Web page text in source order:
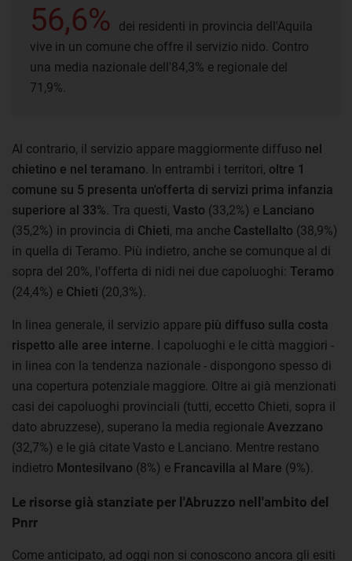
56,6%
dei residenti in provincia dell'Aquila
vive in un comune che offre il servizio nido. Contro
una media nazionale dell'84,3% e regionale del
71,9%.
Al contrario, il servizio appare maggiormente diffuso nel
chietino e nel teramano . In entrambi i territori, oltre 1
comune su 5 presenta un'offerta di servizi prima infanzia
superiore al 33% . Tra questi, Vasto (33,2%) e Lanciano
(35,2%) in provincia di Chieti, ma anche Castellalto (38,9%)
in quella di Teramo. Più indietro, anche se comunque al di
sopra del 20%, l'offerta di nidi nei due capoluoghi: Teramo
(24,4%) e Chieti (20,3%).
In linea generale, il servizio appare più diffuso sulla costa
rispetto alle aree interne . I capoluoghi e le città maggiori -
in linea con la tendenza nazionale - dispongono spesso di
una copertura potenziale maggiore. Oltre ai già menzionati
casi dei capoluoghi provinciali (tutti, eccetto Chieti, sopra il
dato abruzzese), superano la media regionale Avezzano
(32,7%) e le già citate Vasto e Lanciano. Mentre restano
indietro Montesilvano (8%) e Francavilla al Mare (9%).
Le risorse già stanziate per l'Abruzzo nell'ambito del
Pnrr
Come anticipato, ad oggi non si conoscono ancora gli esiti